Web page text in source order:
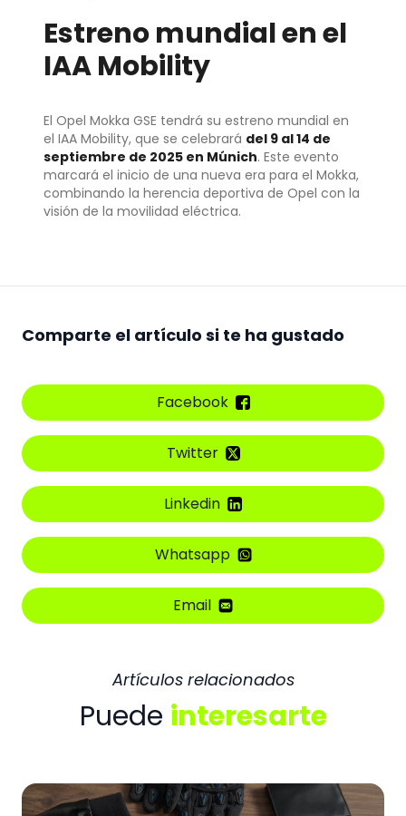
Estreno mundial en el
IAA Mobility
El Opel Mokka GSE tendrá su estreno mundial en
el IAA Mobility, que se celebrará del 9 al 14 de
septiembre de 2025 en Múnich. Este evento
marcará el inicio de una nueva era para el Mokka,
combinando la herencia deportiva de Opel con la
visión de la movilidad eléctrica.
Comparte el artículo si te ha gustado
Facebook
Twitter
Linkedin
Whatsapp
Email
Artículos relacionados
Puede interesarte